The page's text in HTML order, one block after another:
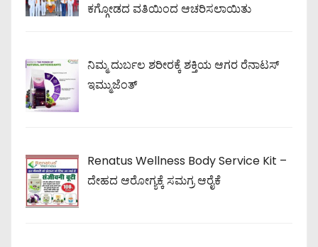
ಕಗ್ಗೋಡದ ವತಿಯಿಂದ ಆಚರಿಸಲಾಯಿತು
ನಿಮ್ಮ ದುರ್ಬಲ ಶರೀರಕ್ಕೆ ಶಕ್ತಿಯ ಆಗರ ರೆನಾಟಸ್
ಇಮ್ಮುಜೆಂತ್
Renatus Wellness Body Service Kit –
ದೇಹದ ಆರೋಗ್ಯಕ್ಕೆ ಸಮಗ್ರ ಆರೈಕೆ